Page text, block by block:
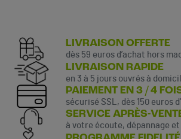
LIVRAISON OFFERTE
dès 59 euros d’achat hors
LIVRAISON RAPIDE
en 3 à 5 jours ouvrés à
PAIEMENT EN 3 / 4
sécurisé SSL, dès 150 euros
SERVICE APRÈS-
à votre écoute, dépannage